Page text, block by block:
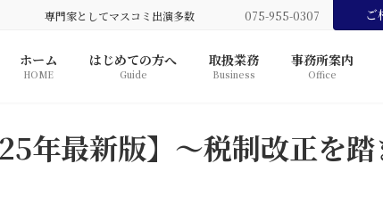
専門家としてマスコミ出演多数 075-955-0307 ご
ホーム
HOME
はじめての方へ
Guide
取扱業務
Business
事務所案内
Office
年最新版】～税制改正を踏